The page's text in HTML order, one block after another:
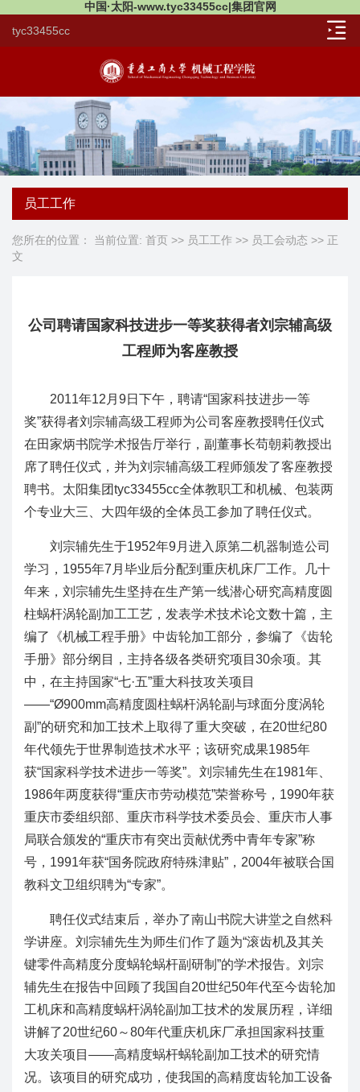
中国·太阳-www.tyc33455cc|集团官网
tyc33455cc
员工工作
您所在的位置： 当前位置: 首页 >> 员工工作 >> 员工会动态 >> 正
文
公司聘请国家科技进步一等奖获得者刘宗辅高级
工程师为客座教授
2011年12月9日下午，聘请“国家科技进步一等
奖”获得者刘宗辅高级工程师为公司客座教授聘任仪式
在田家炳书院学术报告厅举行，副董事长苟朝莉教授出
席了聘任仪式，并为刘宗辅高级工程师颁发了客座教授
聘书。太阳集团tyc33455cc全体教职工和机械、包装两
个专业大三、大四年级的全体员工参加了聘任仪式。
刘宗辅先生于1952年9月进入原第二机器制造公司
学习，1955年7月毕业后分配到重庆机床厂工作。几十
年来，刘宗辅先生坚持在生产第一线潜心研究高精度圆
柱蜗杆涡轮副加工工艺，发表学术技术论文数十篇，主
编了《机械工程手册》中齿轮加工部分，参编了《齿轮
手册》部分纲目，主持各级各类研究项目30余项。其
中，在主持国家“七·五”重大科技攻关项目
——“Ø900mm高精度圆柱蜗杆涡轮副与球面分度涡轮
副”的研究和加工技术上取得了重大突破，在20世纪80
年代领先于世界制造技术水平；该研究成果1985年
获“国家科学技术进步一等奖”。刘宗辅先生在1981年、
1986年两度获得“重庆市劳动模范”荣誉称号，1990年获
重庆市委组织部、重庆市科学技术委员会、重庆市人事
局联合颁发的“重庆市有突出贡献优秀中青年专家”称
号，1991年获“国务院政府特殊津贴”，2004年被联合国
教科文卫组织聘为“专家”。
聘任仪式结束后，举办了南山书院大讲堂之自然科
学讲座。刘宗辅先生为师生们作了题为“滚齿机及其关
键零件高精度分度蜗轮蜗杆副研制”的学术报告。刘宗
辅先生在报告中回顾了我国自20世纪50年代至今齿轮加
工机床和高精度蜗杆涡轮副加工技术的发展历程，详细
讲解了20世纪60～80年代重庆机床厂承担国家科技重
大攻关项目——高精度蜗杆蜗轮副加工技术的研究情
况。该项目的研究成功，使我国的高精度齿轮加工设备